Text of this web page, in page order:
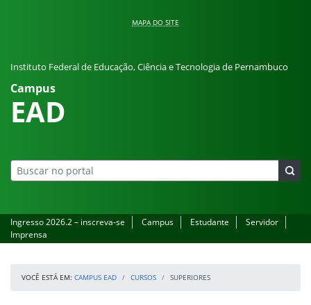
MAPA DO SITE
Instituto Federal de Educação, Ciência e Tecnologia de Pernambuco
Campus
EAD
Ingresso 2026.2 – inscreva-se Campus Estudante
Servidor
Imprensa
VOCÊ ESTÁ EM: CAMPUS EAD CURSOS SUPERIORES